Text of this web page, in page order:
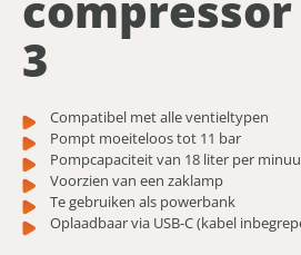
3
Compatibel met alle ventieltypen
Pompt moeiteloos tot 11 bar
Pompcapaciteit van 18 liter per
Voorzien van een zaklamp
Te gebruiken als powerbank
Oplaadbaar via USB-C (kabel